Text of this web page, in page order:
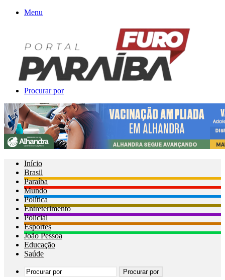
Menu
Procurar por
Início
Brasil
Paraíba
Mundo
Política
Entreterimento
Policial
Esportes
João Pessoa
Educação
Saúde
Procurar por